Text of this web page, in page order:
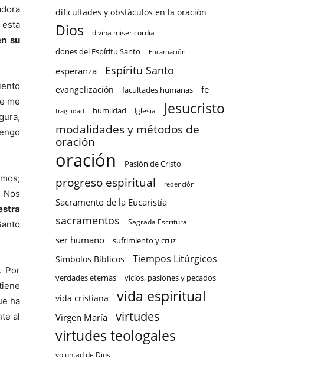
esta
su
me
Nos
Por
ha
al
dificultades y obstáculos en la oración
Dios divina misericordia
dones del Espíritu Santo Encarnación
esperanza Espíritu Santo
evangelización facultades humanas fe
fragilidad humildad Iglesia Jesucristo
modalidades y métodos de
oración
oración Pasión de Cristo
progreso espiritual redención
Sacramento de la Eucaristía
sacramentos Sagrada Escritura
ser humano sufrimiento y cruz
Símbolos Bíblicos Tiempos Litúrgicos
verdades eternas vicios, pasiones y pecados
vida cristiana vida espiritual
Virgen María virtudes
virtudes teologales
voluntad de Dios